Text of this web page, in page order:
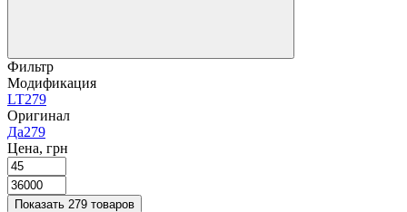
Фильтр
Модификация
LT279
Оригинал
Да279
Цена, грн
Показать 279 товаров